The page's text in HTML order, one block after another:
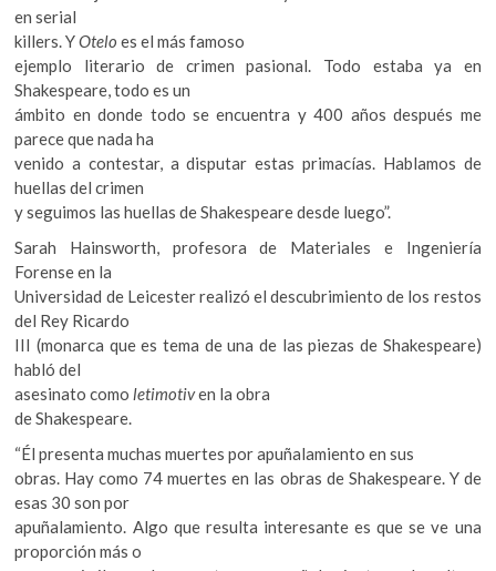
en serial
killers. YOtelo es el más famoso
ejemplo literario de crimen pasional. Todo estaba ya en
Shakespeare, todo es un
ámbito en donde todo se encuentra y 400 años después me
parece que nada ha
venido a contestar, a disputar estas primacías. Hablamos de
huellas del crimen
y seguimos las huellas de Shakespeare desde luego”.
Sarah Hainsworth, profesora de Materiales e Ingeniería
Forense en la
Universidad de Leicester realizó el descubrimiento de los restos
del Rey Ricardo
III (monarca que es tema de una de las piezas de Shakespeare)
habló del
asesinato comoletimotiven la obra
de Shakespeare.
“Él presenta muchas muertes por apuñalamiento en sus
obras. Hay como 74 muertes en las obras de Shakespeare. Y de
esas 30 son por
apuñalamiento. Algo que resulta interesante es que se ve una
proporción más o